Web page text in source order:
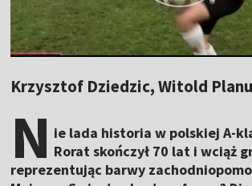
Krzysztof Dziedzic, Witold
N ie lada historia w polskiej A-
Rorat skończył 70 lat i wciąż
reprezentując barwy